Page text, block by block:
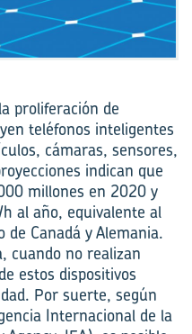
proliferación de
teléfonos inteligentes
cámaras, sensores,
indican que
millones en 2020 y
al año, equivalente al
Canadá y Alemania.
cuando no realizan
estos dispositivos
Por suerte, según
Internacional de la